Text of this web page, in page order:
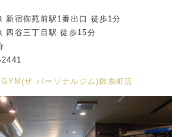
新宿御苑前駅1番出口 徒歩1分
四谷三丁目駅 徒歩15分
ザ パーソナルジム)錦糸町店